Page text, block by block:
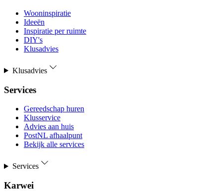
Wooninspiratie
Ideeën
Inspiratie per ruimte
DIY's
Klusadvies
Klusadvies
Services
Gereedschap huren
Klusservice
Advies aan huis
PostNL afhaalpunt
Bekijk alle services
Services
Karwei